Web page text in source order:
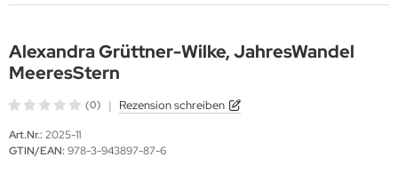
Alexandra Grüttner-Wilke, JahresWandel
MeeresStern
(0) | Rezension schreiben
Art.Nr.: 2025-11
GTIN/EAN: 978-3-943897-87-6